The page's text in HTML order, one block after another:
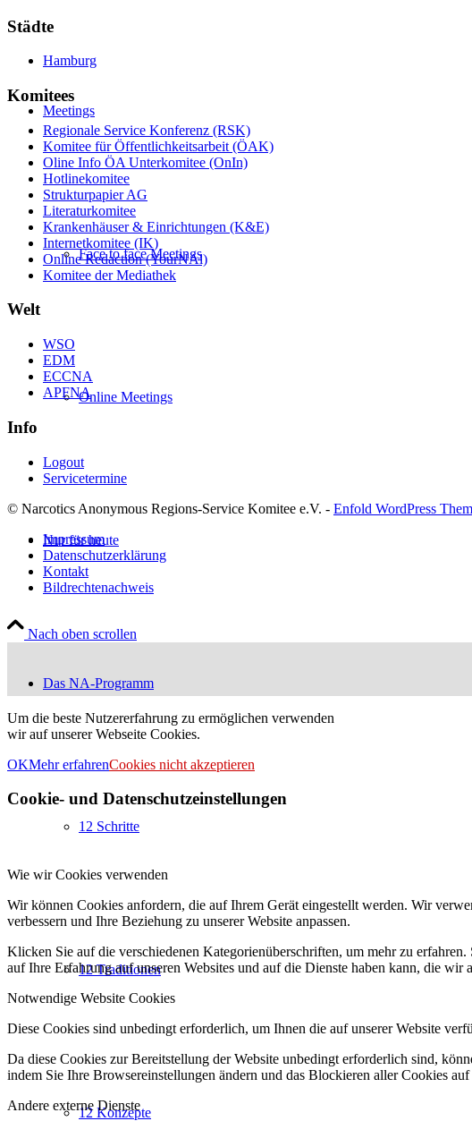
Meetings
Face to face Meetings
Online Meetings
Nur für heute
Das NA-Programm
12 Schritte
12 Traditionen
12 Konzepte
Städte
Hamburg
Komitees
Regionale Service Konferenz (RSK)
Komitee für Öffentlichkeitsarbeit (ÖAK)
Oline Info ÖA Unterkomitee (OnIn)
Hotlinekomitee
Strukturpapier AG
Literaturkomitee
Krankenhäuser & Einrichtungen (K&E)
Internetkomitee (IK)
Online Redaction (YourNAl)
Komitee der Mediathek
Welt
WSO
EDM
ECCNA
APFNA
Info
Logout
Servicetermine
© Narcotics Anonymous Regions-Service Komitee e.V. - Enfold WordPress
Impressum
Datenschutzerklärung
Kontakt
Bildrechtenachweis
Nach oben scrollen
Um die beste Nutzererfahrung zu ermöglichen verwenden
wir auf unserer Webseite Cookies.
OKMehr erfahrenCookies nicht akzeptieren
Cookie- und Datenschutzeinstellungen
Wie wir Cookies verwenden
Wir können Cookies anfordern, die auf Ihrem Gerät eingestellt werden. Wir
verbessern und Ihre Beziehung zu unserer Website anpassen.
Klicken Sie auf die verschiedenen Kategorienüberschriften, um mehr zu
auf Ihre Erfahrung auf unseren Websites und auf die Dienste haben kann, die wir
Notwendige Website Cookies
Diese Cookies sind unbedingt erforderlich, um Ihnen die auf unserer Website
Da diese Cookies zur Bereitstellung der Website unbedingt erforderlich sind,
indem Sie Ihre Browsereinstellungen ändern und das Blockieren aller Cookies
Andere externe Dienste